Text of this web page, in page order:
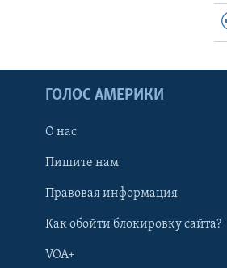
ГОЛОС АМЕРИКИ
О нас
Пишите нам
Правовая информация
Как обойти блокировку сайта?
VOA+